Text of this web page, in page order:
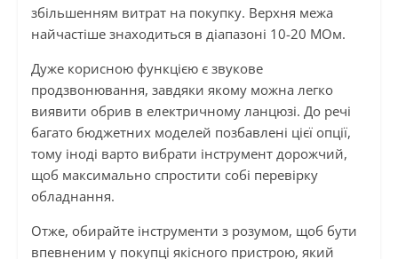
збільшенням витрат на покупку. Верхня межа
найчастіше знаходиться в діапазоні 10-20 МОм.
Дуже корисною функцією є звукове
продзвонювання, завдяки якому можна легко
виявити обрив в електричному ланцюзі. До речі
багато бюджетних моделей позбавлені цієї опції,
тому іноді варто вибрати інструмент дорожчий,
щоб максимально спростити собі перевірку
обладнання.
Отже, обирайте інструменти з розумом, щоб бути
впевненим у покупці якісного пристрою, який